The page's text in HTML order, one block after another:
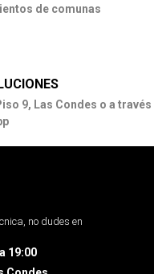
de comunas
9, Las Condes o a través
no dudes en
19:00